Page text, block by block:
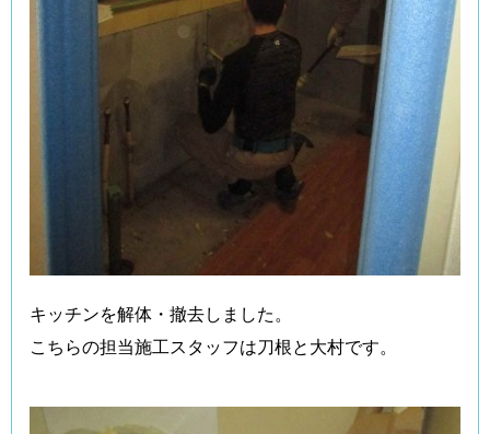
キッチンを解体・撤去しました。
こちらの担当施工スタッフは刀根と大村です。